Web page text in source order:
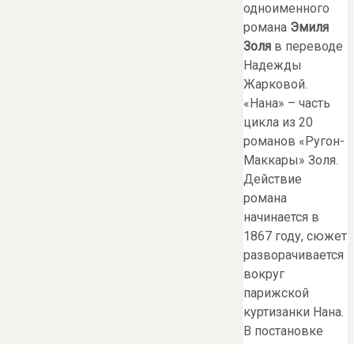
одноименного
романа Эмиля
Золя в переводе
Надежды
Жарковой.
«Нана» – часть
цикла из 20
романов «Ругон-
Маккары» Золя.
Действие
романа
начинается в
1867 году, сюжет
разворачивается
вокруг
парижской
куртизанки Нана.
В постановке